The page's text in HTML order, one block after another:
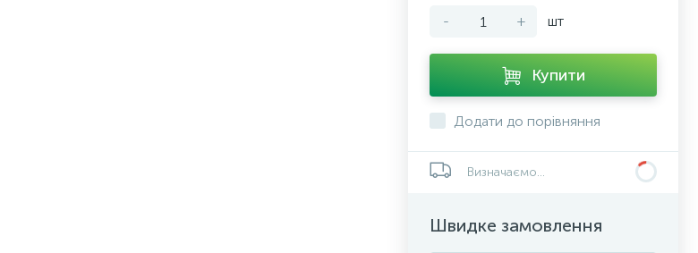
- + шт
Купити
Додати до порівняння
Визначаємо...
Швидке замовлення